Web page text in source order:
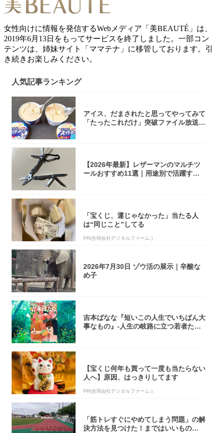
女性向けに情報を発信するWebメディア「美BEAUTÉ」は、
2019年6月13日をもってサービスを終了しました。一部コン
テンツは、姉妹サイト「ママテナ」に移管しております。引
き続きお楽しみください。
人気記事ランキング
アイス、だまされたと思ってやってみて
「たったこれだけ」突破ファイル放送で
【2026年最新】レザーマンのマルチツ
ールおすすめ11選｜用途別で活躍する
「宝くじ、運じゃなかった」当たる人
は“同じこと”してる
PR(合同会社デジタルファーム )
2026年7月30日 ゾウ活の展示｜辛酸な
め子
吉本ばなな『短いこの人生でいちばん大
事なもの』-人生の岐路に立つ若者たち
【宝くじ何年も買って一度も当たらない
人へ】原因、はっきりしてます
PR(合同会社デジタルファーム )
「筋トレすぐにやめてしまう問題」の解
決方法を見つけた！まではいいもの